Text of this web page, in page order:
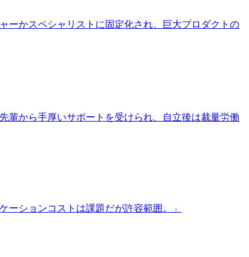
ーかスペシャリストに固定化され、巨大プロダクトの
輩から手厚いサポートを受けられ、自立後は裁量労働
ションコストは課題だが許容範囲。 」